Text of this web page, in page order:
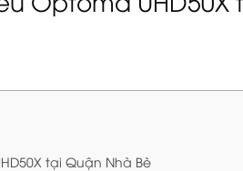
tại Quận Nhà Bè